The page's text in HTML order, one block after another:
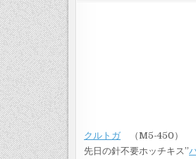
クルトガ（M5-450）
先日の針不要ホッチキス”